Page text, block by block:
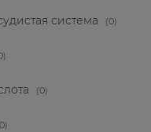
система (0)
(0)